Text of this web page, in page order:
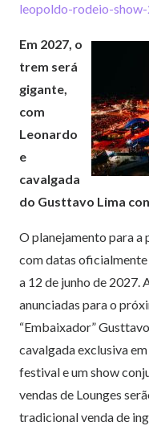
leopoldo-rodeio-
Em 2027, o
trem será
gigante,
com
Leonardo
e
cavalgada
do Gusttavo Lima
O planejamento para a
com datas
a 12 de junho de 2027.
anunciadas para o
“Embaixador”
cavalgada exclusiva
festival e um show
vendas de Lounges
tradicional venda de